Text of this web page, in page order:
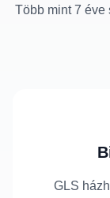
Több mint 7
GLS